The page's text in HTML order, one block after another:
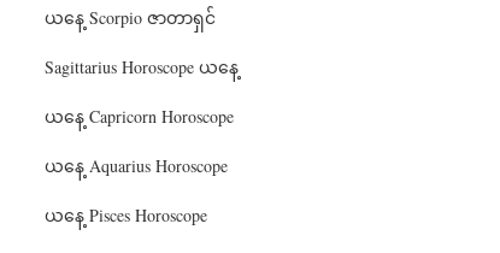
ယနေ့ Scorpio ဇာတာရှင်
Sagittarius Horoscope ယနေ့
ယနေ့ Capricorn Horoscope
ယနေ့ Aquarius Horoscope
ယနေ့ Pisces Horoscope